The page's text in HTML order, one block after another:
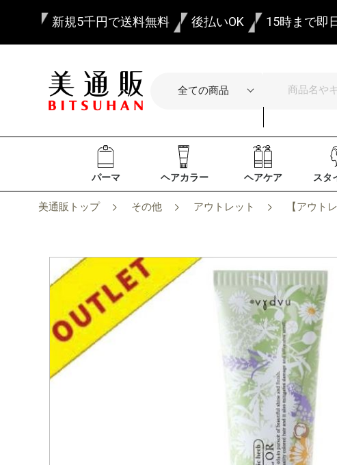
新規5千円で送料無料 後払いOK 15時まで即
パーマ ヘアカラー ヘアケア スタ
美通販トップ その他 アウトレット 【アウト